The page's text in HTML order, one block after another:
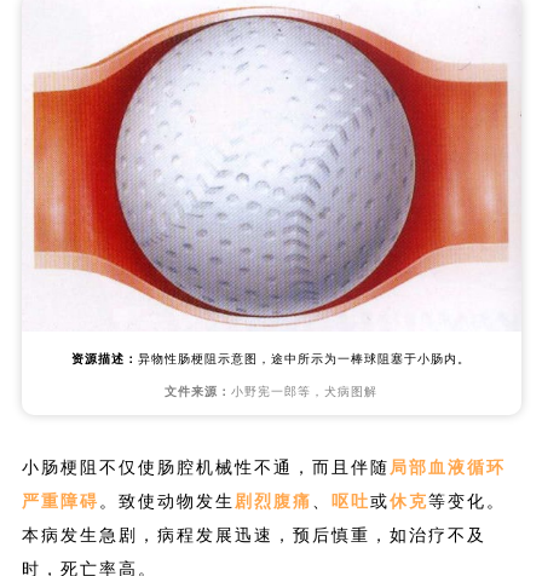
资源描述： 异物性肠梗阻示意图，途中所示为一棒球阻塞于小肠内。
文件来源： 小野宪一郎等，犬病图解
小肠梗阻不仅使肠腔机械性不通，而且伴随 局部血液循环
严重障碍 。致使动物发生 剧烈腹痛 呕吐或休克等变化。
本病发生急剧，病程发展迅速，预后慎重，如治疗不及
时，死亡率高。